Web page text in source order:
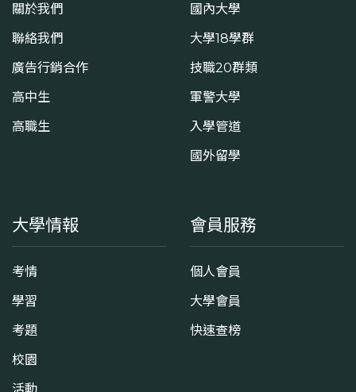
關於我們
聯絡我們
廣告行銷合作
高中生
高職生
國內大學
大學18學群
技職20群類
軍警大學
入學管道
國外留學
大學情報
考情
學習
考題
校園
會員服務
個人會員
大學會員
快速查榜